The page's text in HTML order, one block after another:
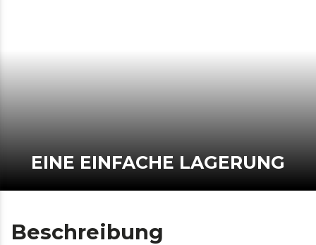
EINE EINFACHE LAGERUNG
Beschreibung